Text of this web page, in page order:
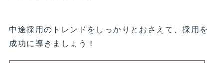
中途採用のトレンドをしっかりとおさえて、採用を
成功に導きましょう！